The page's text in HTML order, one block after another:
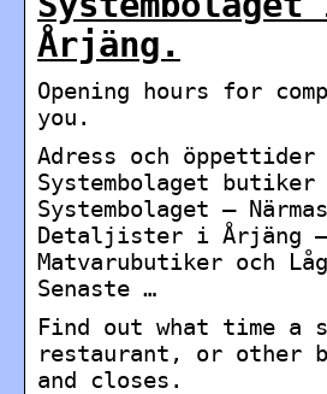
Årjäng.
Opening hours for
you.
Adress och öppettider
Systembolaget butiker
Systembolaget –
Detaljister i Årjäng –
Matvarubutiker och
Senaste …
Find out what time a
restaurant, or other
and closes.